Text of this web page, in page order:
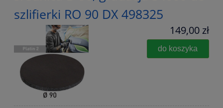
szlifierki RO 90 DX 498325
149,00 zł
do koszyka